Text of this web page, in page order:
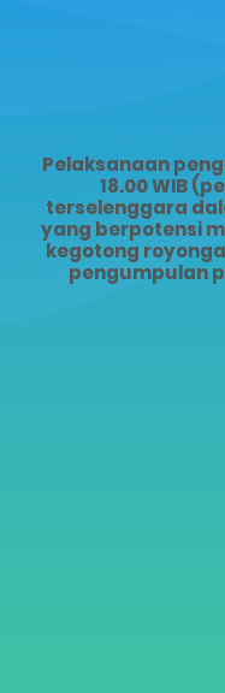
Pelaksanaan
18.00 WIB
terselenggara
yang berpotensi
kegotong
pengumpulan